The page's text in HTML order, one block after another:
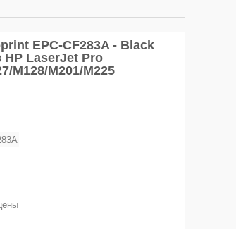
EPC-CF283A - Black
LaserJet Pro
M128/M201/M225